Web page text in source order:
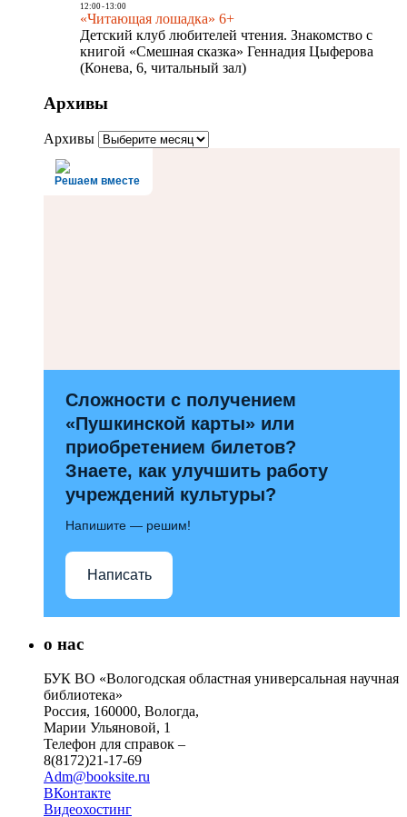
12:00- 13:00
«Читающая лошадка» 6+
Детский клуб любителей чтения. Знакомство с
книгой «Смешная сказка» Геннадия Цыферова
(Конева, 6, читальный зал)
Архивы
Архивы
Решаем вместе
Сложности с получением
«Пушкинской карты» или
приобретением билетов?
Знаете, как улучшить работу
учреждений культуры?
Напишите — решим!
Написать
о нас
БУК ВО «Вологодская областная универсальная научная
библиотека»
Россия, 160000, Вологда,
Марии Ульяновой, 1
Телефон для справок –
8(8172)21-17-69
Adm@booksite.ru
ВКонтакте
Видеохостинг